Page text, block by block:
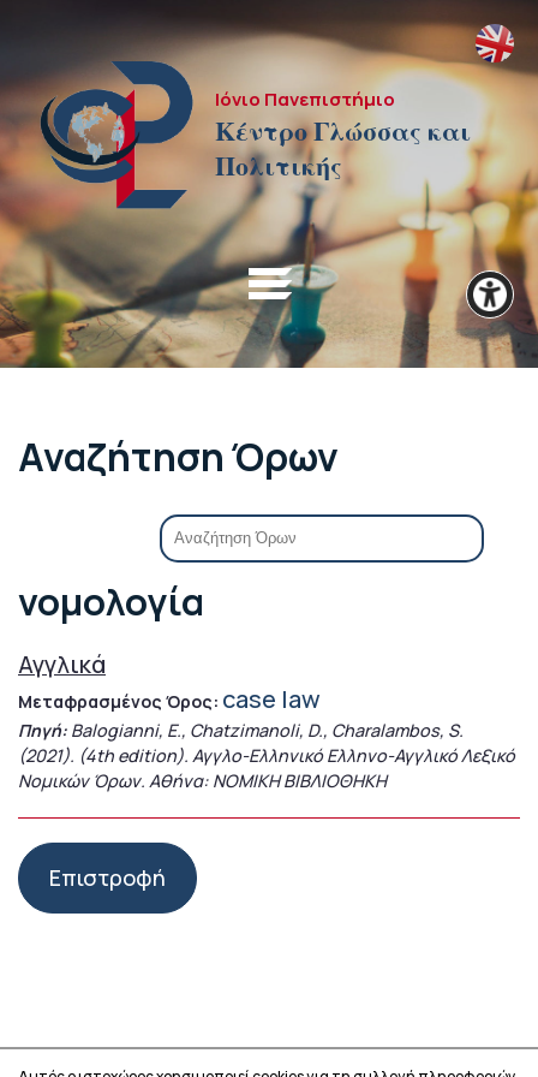
Ιόνιο Πανεπιστήμιο
Κέντρο Γλώσσας και
Πολιτικής
Αναζήτηση Όρων
νομολογία
Αγγλικά
Μεταφρασμένος Όρος: case law
Πηγή: Balogianni, E., Chatzimanoli, D., Charalambos, S.
(2021). (4th edition). Αγγλο-Ελληνικό Ελληνο-Αγγλικό Λεξικό
Νομικών Όρων. Αθήνα: ΝΟΜΙΚΗ ΒΙΒΛΙΟΘΗΚΗ
Επιστροφή